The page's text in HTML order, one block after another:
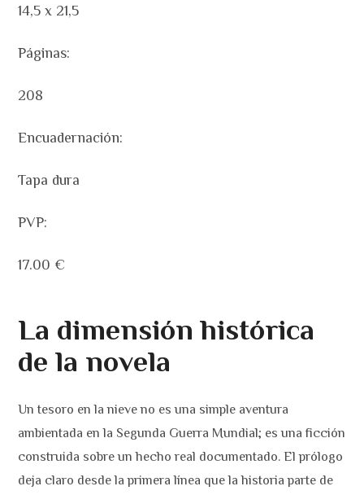
14,5 x 21,5
Páginas:
208
Encuadernación:
Tapa dura
PVP:
17.00 €
La dimensión histórica
de la novela
Un tesoro en la nieve no es una simple aventura
ambientada en la Segunda Guerra Mundial; es una ficción
construida sobre un hecho real documentado. El prólogo
deja claro desde la primera línea que la historia parte de